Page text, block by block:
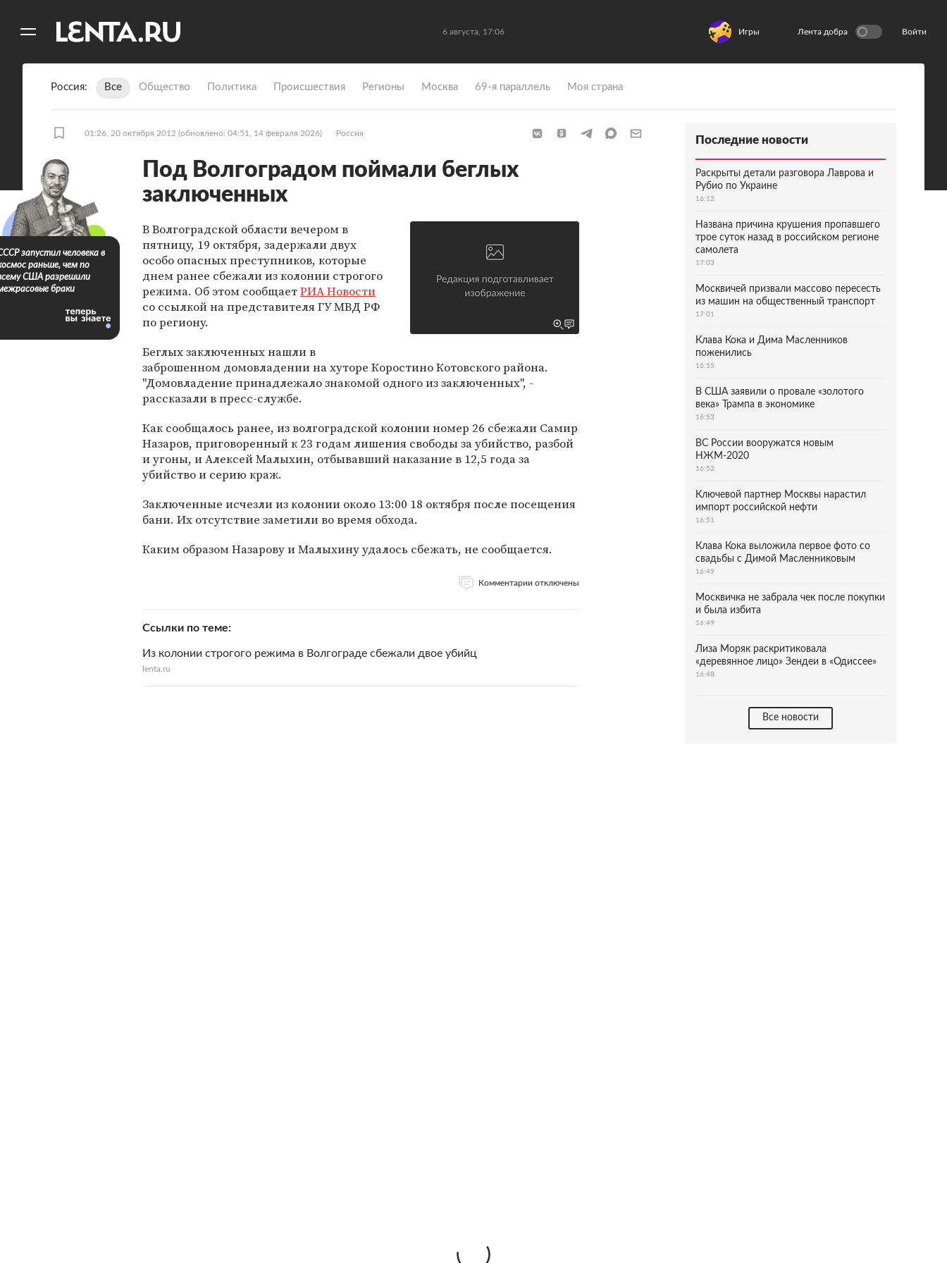
6 августа, 17:06 Игры Лента добра Войти
Россия Все Общество Политика Происшествия Регионы Москва 69-я параллель Моя страна
01:26, 20 октября 2012 (обновлено: 04:51, 14 февраля 2026) Россия
Под Волгоградом поймали беглых
заключенных
В Волгоградской области вечером в
пятницу, 19 октября, задержали двух
особо опасных преступников, которые
днем ранее сбежали из колонии строгого
режима. Об этом сообщаетРИА Новости
со ссылкой на представителя ГУ МВД РФ
по региону.
Беглых заключенных нашли в
заброшенном домовладении на хуторе Коростино Котовского района.
"Домовладение принадлежало знакомой одного из заключенных", -
рассказали в пресс-службе.
Как сообщалось ранее, из волгоградской колонии номер 26 сбежали Самир
Назаров, приговоренный к 23 годам лишения свободы за убийство, разбой
и угоны, и Алексей Малыхин, отбывавший наказание в 12,5 года за
убийство и серию краж.
Заключенные исчезли из колонии около 13:00 18 октября после посещения
бани. Их отсутствие заметили во время обхода.
Каким образом Назарову и Малыхину удалось сбежать, не сообщается.
Комментарии отключены
Ссылки по теме
Из колонии строгого режима в Волгограде сбежали двое убийц
lenta.ru
запустил человека в
раньше, чем по
США разрешили
браки
Последние новости
Раскрыты детали разговора Лаврова и
Рубио по Украине
16:12
Названа причина крушения пропавшего
трое суток назад в российском регионе
самолета
17:03
Москвичей призвали массово пересесть
из машин на общественный транспорт
17:01
Клава Кока и Дима Масленников
поженились
16:55
В США заявили о провале «золотого
века» Трампа в экономике
16:53
ВС России вооружатся новым
НЖМ-2020
16:52
Ключевой партнер Москвы нарастил
импорт российской нефти
16:51
Клава Кока выложила первое фото со
свадьбы с Димой Масленниковым
16:49
Москвичка не забрала чек после покупки
и была избита
16:49
Лиза Моряк раскритиковала
«деревянное лицо» Зендеи в «Одиссее»
16:48
Все новости